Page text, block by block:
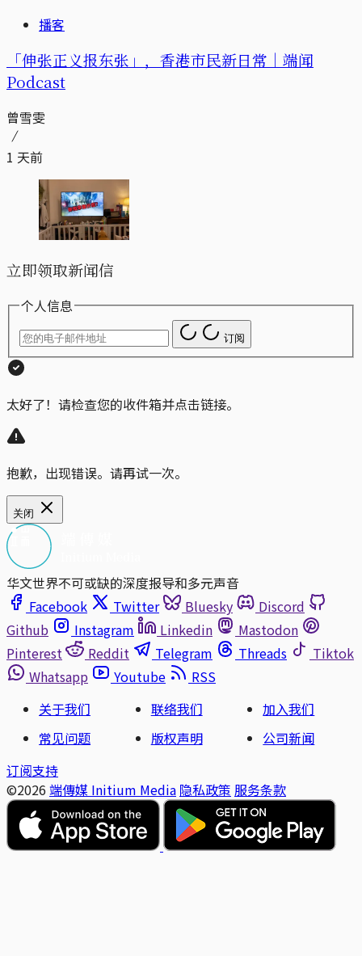
播客
「伸张正义报东张」，香港市民新日常｜端闻
Podcast
曾雪雯
1 天前
立即领取新闻信
个人信息
订阅
太好了！请检查您的收件箱并点击链接。
抱歉，出现错误。请再试一次。
关闭
华文世界不可或缺的深度报导和多元声音
Facebook
Twitter Bluesky
Discord
Github
Instagram Linkedin
Mastodon
Pinterest
Reddit Telegram Threads
Tiktok
Whatsapp
Youtube
RSS
关于我们
联络我们
加入我们
常见问题
版权声明
公司新闻
订阅支持
©2026 端傳媒 Initium Media 隐私政策 服务条款